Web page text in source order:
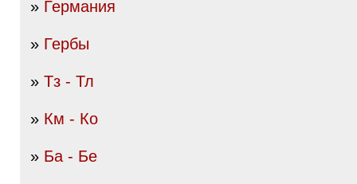
» Германия
» Гербы
» Тз - Тл
» Км - Ко
» Ба - Бе